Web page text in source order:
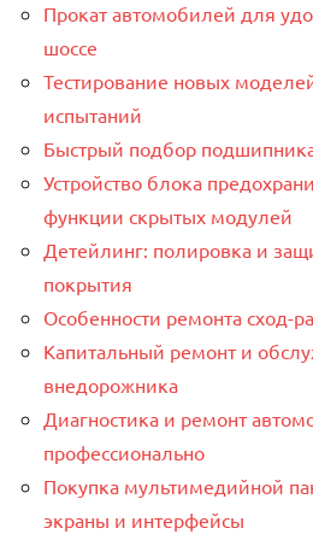
Прокат автомобилей для
шоссе
Тестирование новых
испытаний
Быстрый подбор
Устройство блока
функции скрытых модулей
Детейлинг: полировка и
покрытия
Особенности ремонта сход-
Капитальный ремонт и
внедорожника
Диагностика и ремонт
профессионально
Покупка мультимедийной
экраны и интерфейсы